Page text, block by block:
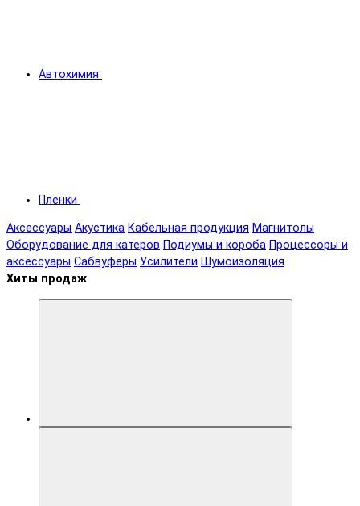
Автохимия
Пленки
Аксессуары Акустика Кабельная продукция Магнитолы
Оборудование для катеров Подиумы и короба Процессоры и
аксессуары Сабвуферы Усилители Шумоизоляция
Хиты продаж